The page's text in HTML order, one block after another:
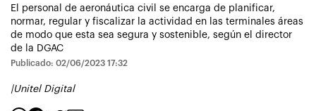
El personal de aeronáutica civil se encarga de planificar,
normar, regular y fiscalizar la actividad en las terminales áreas
de modo que esta sea segura y sostenible, según el director
de la DGAC
Publicado: 02/06/2023 17:32
|Unitel Digital